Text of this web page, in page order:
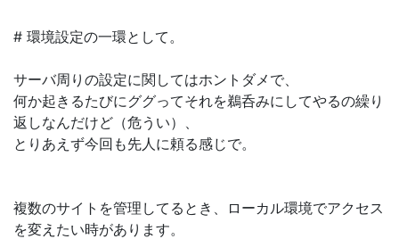
# 環境設定の一環として。
サーバ周りの設定に関してはホントダメで、
何か起きるたびにググってそれを鵜呑みにしてやるの繰り
返しなんだけど（危うい）、
とりあえず今回も先人に頼る感じで。
複数のサイトを管理してるとき、ローカル環境でアクセス
を変えたい時があります。